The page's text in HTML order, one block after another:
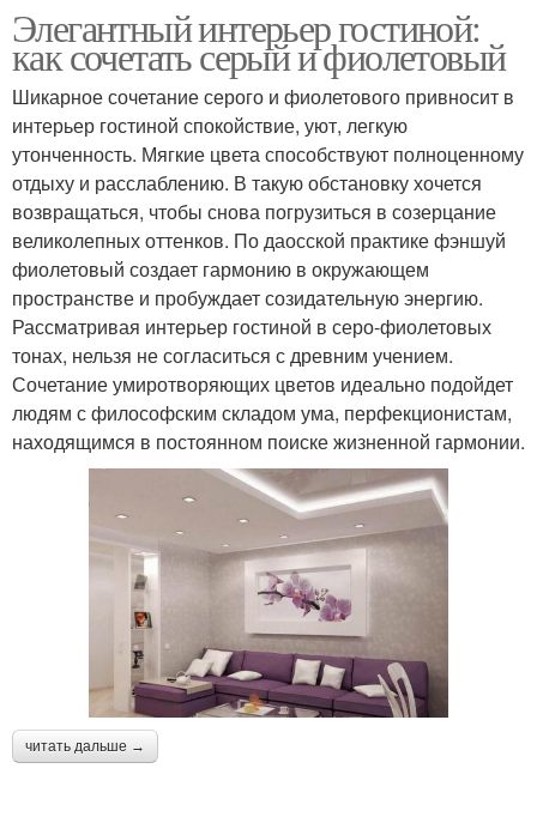
Элегантный интерьер гостиной:
как сочетать серый и фиолетовый
Шикарное сочетание серого и фиолетового привносит в
интерьер гостиной спокойствие, уют, легкую
утонченность. Мягкие цвета способствуют полноценному
отдыху и расслаблению. В такую обстановку хочется
возвращаться, чтобы снова погрузиться в созерцание
великолепных оттенков. По даосской практике фэншуй
фиолетовый создает гармонию в окружающем
пространстве и пробуждает созидательную энергию.
Рассматривая интерьер гостиной в серо-фиолетовых
тонах, нельзя не согласиться с древним учением.
Сочетание умиротворяющих цветов идеально подойдет
людям с философским складом ума, перфекционистам,
находящимся в постоянном поиске жизненной гармонии.
читать дальше →